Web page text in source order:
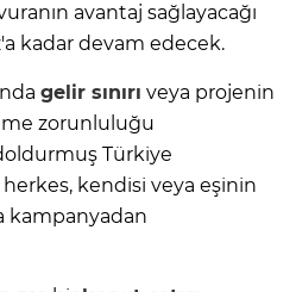
avantaj sağlayacağı
kadar devam edecek.
gelir sınırı veya projenin
zorunluluğu
Türkiye
kendisi veya eşinin
kampanyadan